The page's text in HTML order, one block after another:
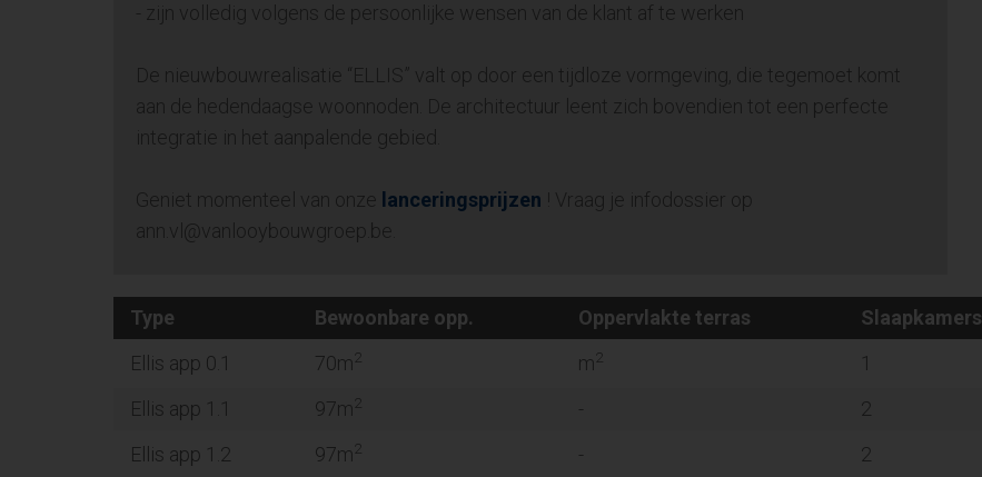
- zijn volledig volgens de persoonlijke wensen van de klant af te werken
De nieuwbouwrealisatie “ELLIS” valt op door een tijdloze vormgeving, die tegemoet komt
aan de hedendaagse woonnoden. De architectuur leent zich bovendien tot een perfecte
integratie in het aanpalende gebied.
Geniet momenteel van onze lanceringsprijzen ! Vraag je infodossier op
ann.vl@vanlooybouwgroep.be.
Type Bewoonbare opp. Oppervlakte terras
Slaapkamers
Ellis app 0.1
70m 2 m 2 1
Ellis app 1.1
97m - 2
Ellis app 1.2
97m 2 - 2